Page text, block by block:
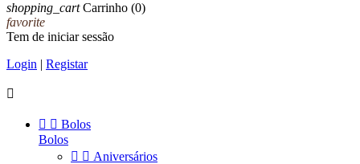
shopping_cart Carrinho (0)
favorite
Tem de iniciar sessão
Login | Registar

  Bolos
Bolos
  Aniversários